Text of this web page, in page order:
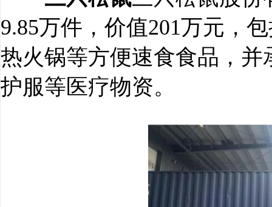
9.85万件，价值201万元，
热火锅等方便速食食品，
护服等医疗物资。